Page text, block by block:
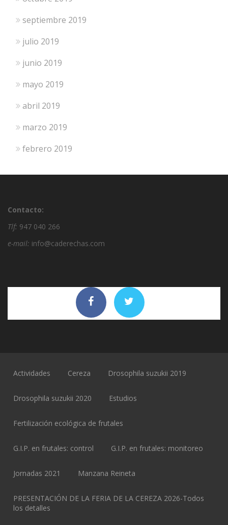
septiembre 2019
julio 2019
junio 2019
mayo 2019
abril 2019
marzo 2019
febrero 2019
Contacto:
Tlf: 947 040 266
e-mail: info@caderechas.com
Actividades Cereza Drosophila suzukii 2019
Drosophila suzukii 2020 Estudios
Fertilización ecológica de frutales
G.I.P. en frutales: control G.I.P. en frutales: monitoreo
Jornadas 2021 Manzana Reineta
PRESENTACIÓN DE LA FERIA DE LA CEREZA 2026-Todos
los detalles